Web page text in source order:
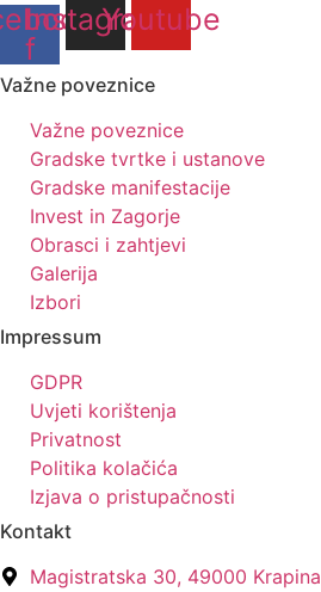
f
Instagram
Youtube
Važne poveznice
Važne poveznice
Gradske tvrtke i ustanove
Gradske manifestacije
Invest in Zagorje
Obrasci i zahtjevi
Galerija
Izbori
Impressum
GDPR
Uvjeti korištenja
Privatnost
Politika kolačića
Izjava o pristupačnosti
Kontakt
Magistratska 30, 49000 Krapina